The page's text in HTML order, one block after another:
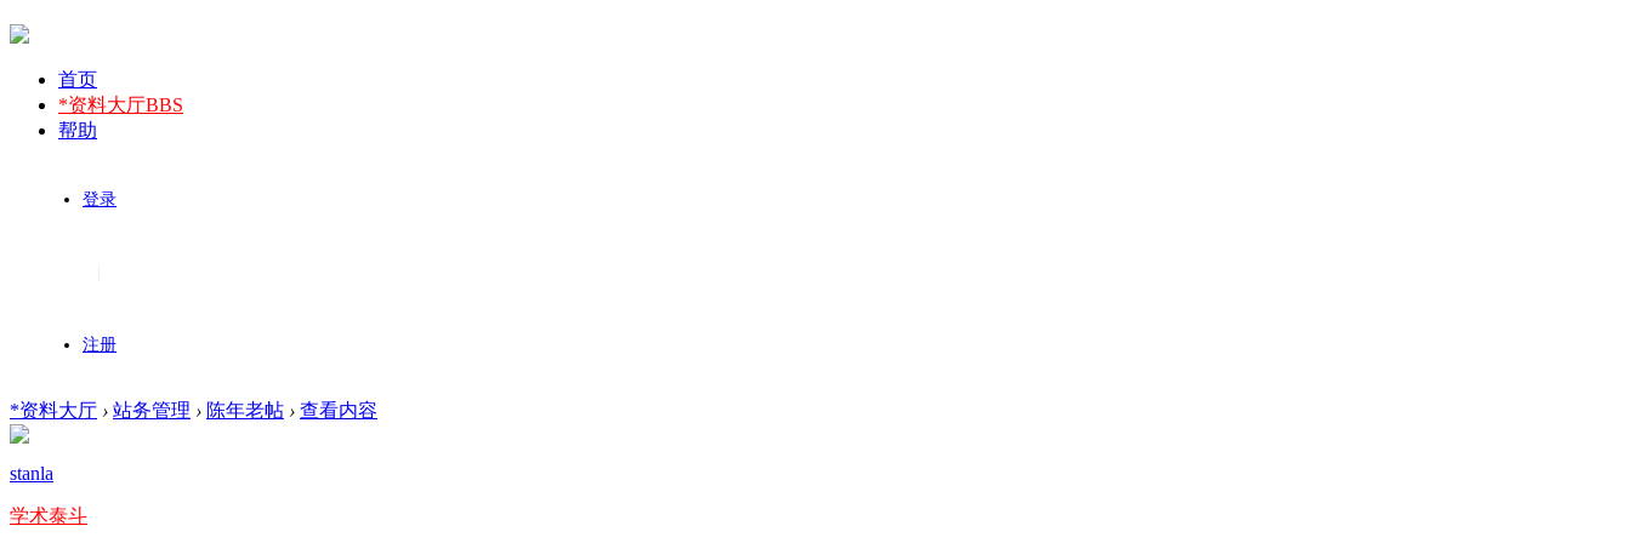
首页
*资料大厅BBS
帮助
登录
注册
*资料大厅 › 站务管理 › 陈年老帖 › 查看内容
stanla
学术泰斗